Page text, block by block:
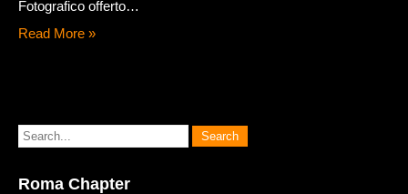
Fotografico offerto…
Read More »
Roma Chapter